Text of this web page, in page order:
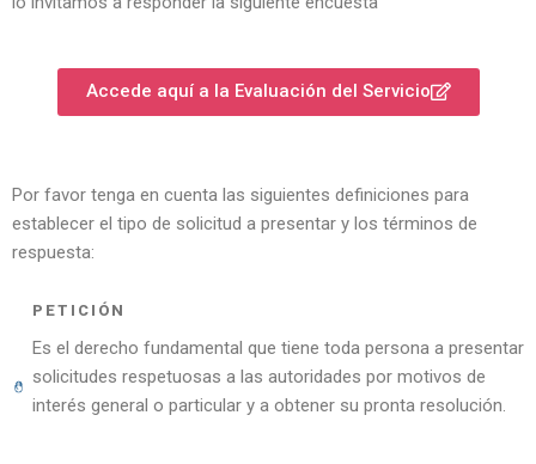
Accede aquí a la Evaluación del Servicio
Por favor tenga en cuenta las siguientes definiciones para
establecer el tipo de solicitud a presentar y los términos de
respuesta:
PETICIÓN
Es el derecho fundamental que tiene toda persona a presentar
solicitudes respetuosas a las autoridades por motivos de
interés general o particular y a obtener su pronta resolución.